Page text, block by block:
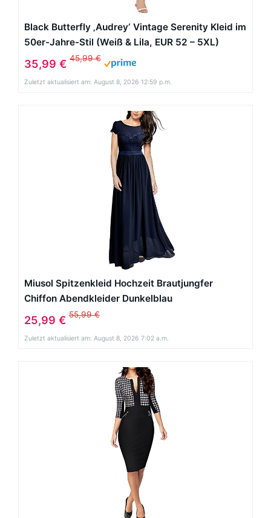
Black Butterfly ‚Audrey‘ Vintage Serenity Kleid im
50er-Jahre-Stil (Weiß & Lila, EUR 52 – 5XL)
35,99 € 45,99 €
Zuletzt aktualisiert am: August 8, 2026 12:59 p.m.
Miusol Spitzenkleid Hochzeit Brautjungfer
Chiffon Abendkleider Dunkelblau
25,99 € 55,99 €
Zuletzt aktualisiert am: August 8, 2026 7:02 a.m.